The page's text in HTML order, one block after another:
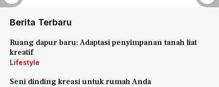
Berita Terbaru
Ruang dapur baru: Adaptasi penyimpanan tanah liat
kreatif
Lifestyle
Seni dinding kreasi untuk rumah Anda